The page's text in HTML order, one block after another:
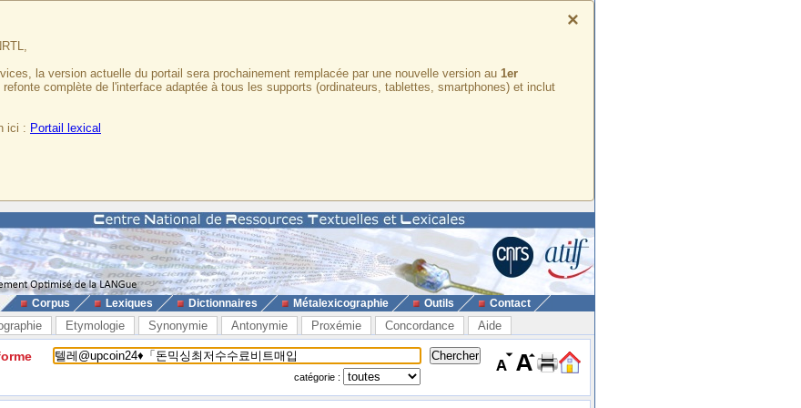
×
la version actuelle du portail sera prochainement remplacée par une nouvelle version au 1er
refonte complète de l'interface adaptée à tous les supports (ordinateurs, tablettes, smartphones) et inclut
ici : Portail lexical
Corpus Lexiques Dictionnaires Métalexicographie Outils Contact
Etymologie Synonymie Antonymie Proxémie Concordance Aide
catégorie :